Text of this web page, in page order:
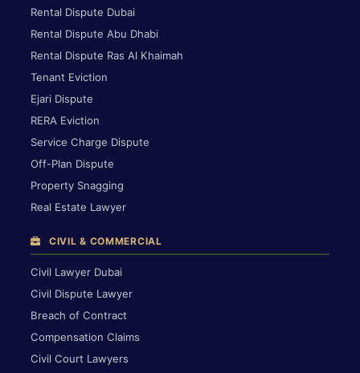
Rental Dispute Dubai
Rental Dispute Abu Dhabi
Rental Dispute Ras Al Khaimah
Tenant Eviction
Ejari Dispute
RERA Eviction
Service Charge Dispute
Off-Plan Dispute
Property Snagging
Real Estate Lawyer
CIVIL & COMMERCIAL
Civil Lawyer Dubai
Civil Dispute Lawyer
Breach of Contract
Compensation Claims
Civil Court Lawyers